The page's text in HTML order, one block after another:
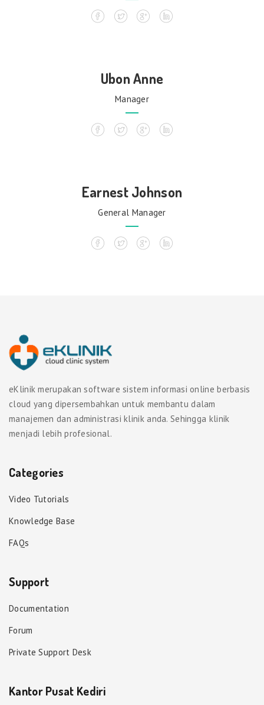
Ubon Anne
Manager
Earnest Johnson
General Manager
eKlinik merupakan software sistem informasi online berbasis
cloud yang dipersembahkan untuk membantu dalam
manajemen dan administrasi klinik anda. Sehingga klinik
menjadi lebih profesional.
Categories
Video Tutorials
Knowledge Base
FAQs
Support
Documentation
Forum
Private Support Desk
Kantor Pusat Kediri